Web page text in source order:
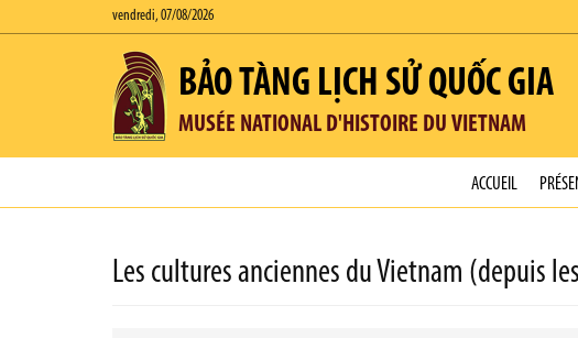
vendredi, 07/08/2026
BẢO TÀNG LỊCH SỬ QUỐC GIA
MUSÉE NATIONAL D'HISTOIRE DU VIETNAM
ACCUEIL
Les cultures anciennes du Vietnam (depuis